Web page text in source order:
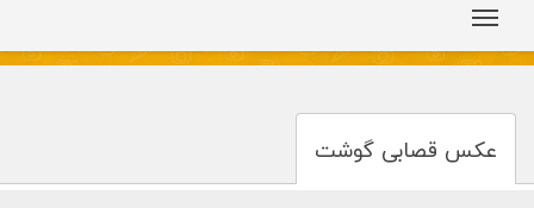
عکس قصابی گوشت